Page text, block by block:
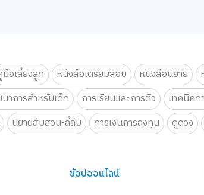
อเลี้ยงลูก หนังสือเตรียมสอบ หนังสือนิยาย
าการสำหรับเด็ก
การเรียนและการติว เทคนิคก
นิยายสืบสวน-ลี้ลับ การเงินการลงทุน ดูดวง
ช้อปออนไลน์